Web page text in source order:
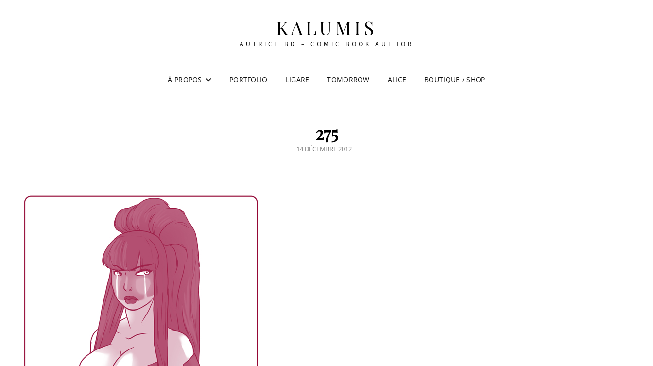
KALUMIS
AUTRICE BD – COMIC BOOK AUTHOR
À PROPOS PORTFOLIO LIGARE TOMORROW ALICE BOUTIQUE / SHOP
275
POSTED
14 DÉCEMBRE 2012